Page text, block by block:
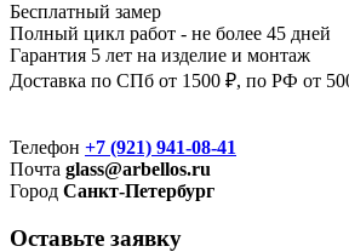
Бесплатный замер
Полный цикл работ - не более 45 дней
Гарантия 5 лет на изделие и монтаж
Доставка по СПб от 1500 ₽, по РФ от
Телефон +7 (921) 941-08-41
Почта glass@arbellos.ru
Город Санкт-Петербург
Оставьте заявку